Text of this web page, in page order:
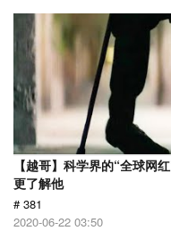
【越哥】科学界的“全球网
更了解他
# 381
2020-06-22 03:50